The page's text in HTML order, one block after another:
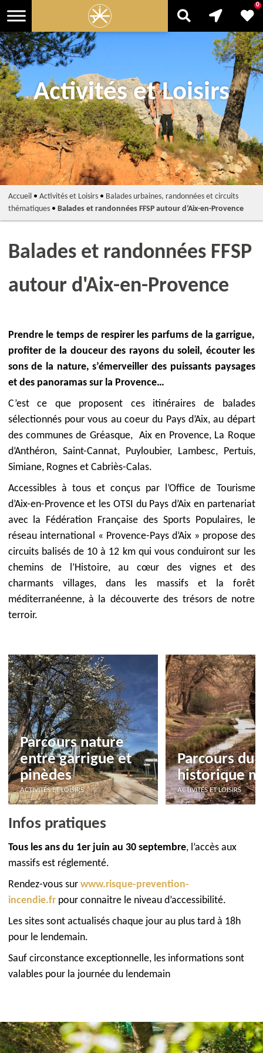
Activités et Loisirs
0
Accueil• Activités et Loisirs• Balades urbaines, randonnées et circuits
thématiques• Balades et randonnées FFSP autour d’Aix-en-Provence
Balades et randonnées FFSP
autour d'Aix-en-Provence
Prendre le temps de respirer les parfums de la garrigue,
profiter de la douceur des rayons du soleil, écouter les
sons de la nature, s’émerveiller des puissants paysages
et des panoramas sur la Provence…
C’est ce que proposent ces itinéraires de balades
sélectionnés pour vous au coeur du Pays d’Aix, au départ
des communes de Gréasque, Aix en Provence, La Roque
d’Anthéron, Saint-Cannat, Puyloubier, Lambesc, Pertuis,
Simiane, Rognes et Cabriès-Calas.
Accessibles à tous et conçus par l’Office de Tourisme
d’Aix-en-Provence et les OTSI du Pays d’Aix en partenariat
avec la Fédération Française des Sports Populaires, le
réseau international « Provence-Pays d’Aix » propose des
circuits balisés de 10 à 12 km qui vous conduiront sur les
chemins de l’Histoire, au cœur des vignes et des
charmants villages, dans les massifs et la forêt
méditerranéenne, à la découverte des trésors de notre
terroir.
Parcours nature
entre garrigue et
pinèdes
ACTIVITÉS ET LOISIRS
Parcours du
historique
ACTIVITÉS ET LOISIRS
Infos pratiques
Tous les ans du 1er juin au 30 septembre, l’accès aux
massifs est réglementé.
Rendez-vous sur www.risque-prevention-
incendie.frpour connaitre le niveau d’accessibilité.
Les sites sont actualisés chaque jour au plus tard à 18h
pour le lendemain.
Sauf circonstance exceptionnelle, les informations sont
valables pour la journée du lendemain